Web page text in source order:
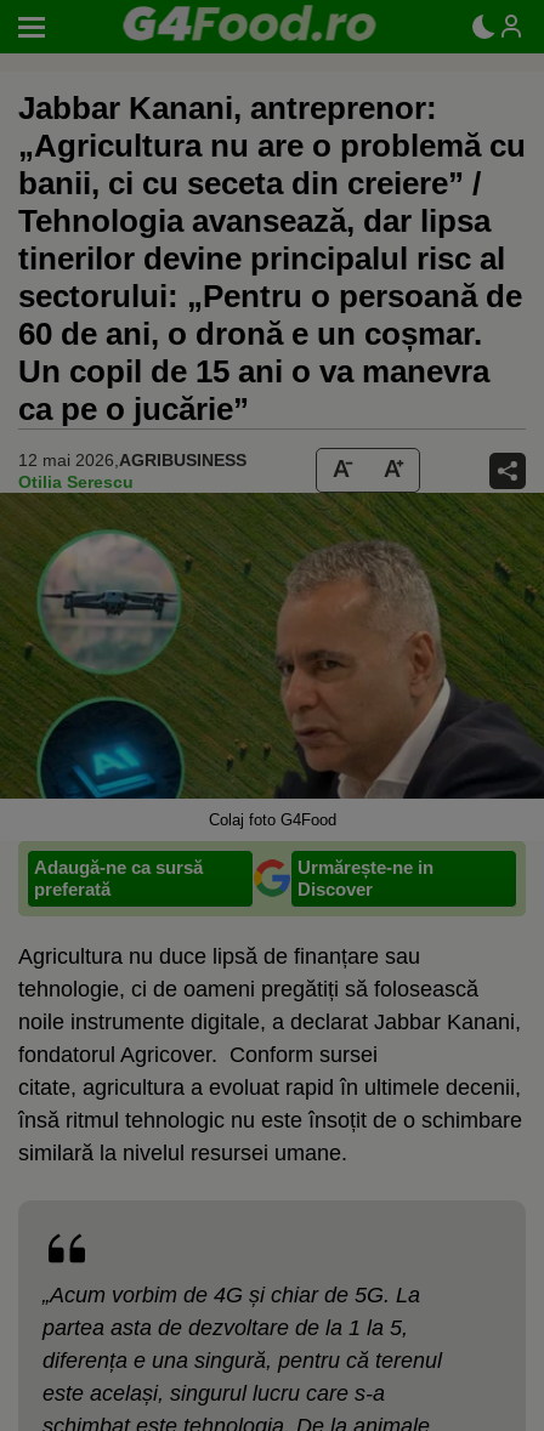
Jabbar Kanani, antreprenor:
„Agricultura nu are o problemă cu
banii, ci cu seceta din creiere” /
Tehnologia avansează, dar lipsa
tinerilor devine principalul risc al
sectorului: „Pentru o persoană de
60 de ani, o dronă e un coșmar.
Un copil de 15 ani o va manevra
ca pe o jucărie”
12 mai 2026, AGRIBUSINESS
Otilia Serescu
Colaj foto G4Food
Adaugă-ne ca sursă
preferată
Urmărește-ne in
Discover
Agricultura nu duce lipsă de finanțare sau
tehnologie, ci de oameni pregătiți să folosească
noile instrumente digitale, a declarat Jabbar Kanani,
fondatorul Agricover. Conform sursei
citate, agricultura a evoluat rapid în ultimele decenii,
însă ritmul tehnologic nu este însoțit de o schimbare
similară la nivelul resursei umane.
„Acum vorbim de 4G și chiar de 5G. La
partea asta de dezvoltare de la 1 la 5,
diferența e una singură, pentru că terenul
este același, singurul lucru care s-a
schimbat este tehnologia. De la animale